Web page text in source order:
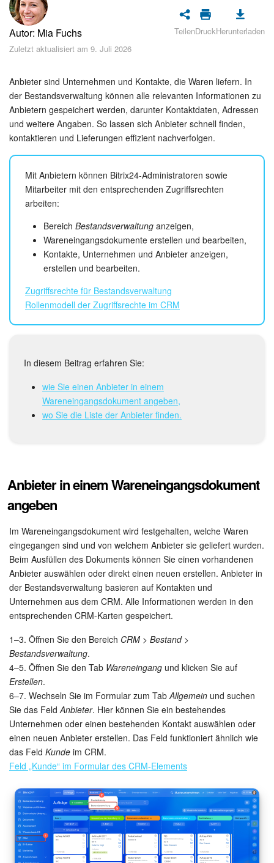
Sicherheit
Womit fangen Sie an?
Abonnement
Aufgaben und Projekte
Messenger
Collabs
Kalender
Drive
Webmail
Buchung
KI in Bitrix24
Bestandsverwaltung
Contact Center
Mitarbeiter-Widget
Marketing
Vertriebsstelle
CRM-Analytik
BI-Builder
Automatisierung
Workflows
Mitarbeiter
Websites
Anwendungen
Autor: Mia Fuchs
Zuletzt aktualisiert am 9. Juli 2026
TeilenDruckHerunterladen
Anbieter sind Unternehmen und Kontakte, die Waren liefern. In
der Bestandsverwaltung können alle relevanten Informationen zu
Anbietern gespeichert werden, darunter Kontaktdaten, Adressen
und weitere Angaben. So lassen sich Anbieter schnell finden,
kontaktieren und Lieferungen effizient nachverfolgen.
Mit Anbietern können Bitrix24-Administratoren sowie
Mitarbeiter mit den entsprechenden Zugriffsrechten
arbeiten:
Bereich Bestandsverwaltung anzeigen,
Wareneingangsdokumente erstellen und bearbeiten,
Kontakte, Unternehmen und Anbieter anzeigen,
erstellen und bearbeiten.
Zugriffsrechte für Bestandsverwaltung
Rollenmodell der Zugriffsrechte im CRM
In diesem Beitrag erfahren Sie:
wie Sie einen Anbieter in einem
Wareneingangsdokument angeben,
wo Sie die Liste der Anbieter finden.
Anbieter in einem Wareneingangsdokument
angeben
Im Wareneingangsdokument wird festgehalten, welche Waren
eingegangen sind und von welchem Anbieter sie geliefert wurden.
Beim Ausfüllen des Dokuments können Sie einen vorhandenen
Anbieter auswählen oder direkt einen neuen erstellen. Anbieter in
der Bestandsverwaltung basieren auf Kontakten und
Unternehmen aus dem CRM. Alle Informationen werden in den
entsprechenden CRM-Karten gespeichert.
1–3. Öffnen Sie den Bereich CRM > Bestand >
Bestandsverwaltung.
4–5. Öffnen Sie den Tab Wareneingang und klicken Sie auf
Erstellen.
6–7. Wechseln Sie im Formular zum TabAllgemein und suchen
Sie das FeldAnbieter. Hier können Sie ein bestehendes
Unternehmen oder einen bestehenden Kontakt auswählen oder
einen neuen Anbieter erstellen. Das Feld funktioniert ähnlich wie
das Feld Kunde im CRM.
Feld „Kunde“ im Formular des CRM-Elements